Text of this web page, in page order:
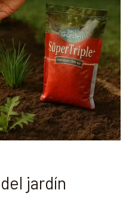
jardín